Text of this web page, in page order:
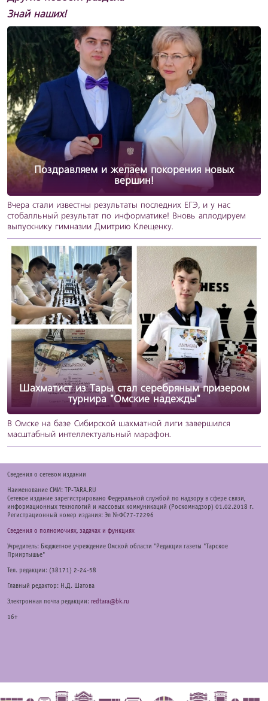
Знай наших!
Поздравляем и желаем покорения новых
вершин!
Вчера стали известны результаты последних ЕГЭ, и у нас
стобалльный результат по информатике! Вновь аплодируем
выпускнику гимназии Дмитрию Клещенку.
Шахматист из Тары стал серебряным призером
турнира "Омские надежды"
В Омске на базе Сибирской шахматной лиги завершился
масштабный интеллектуальный марафон.
Cведения о сетевом издании
Наименование СМИ: TP-TARA.RU
Сетевое издание зарегистрировано Федеральной службой по надзору в сфере связи,
информационных технологий и массовых коммуникаций (Роскомнадзор) 01.02.2018 г.
Регистрационный номер издания: Эл №ФС77-72296
Сведения о полномочиях, задачах и функциях
Учредитель: Бюджетное учреждение Омской области "Редакция газеты "Тарское
Прииртышье"
Тел. редакции: (38171) 2-24-58
Главный редактор: Н.Д. Шатова
Электронная почта редакции: redtara@bk.ru
16+